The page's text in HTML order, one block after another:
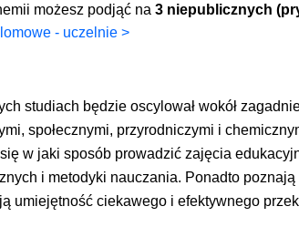
możesz podjąć na 3 niepublicznych
- uczelnie >
studiach będzie oscylował wokół
społecznymi, przyrodniczymi i
w jaki sposób prowadzić zajęcia
i metodyki nauczania. Ponadto
umiejętność ciekawego i efektywnego